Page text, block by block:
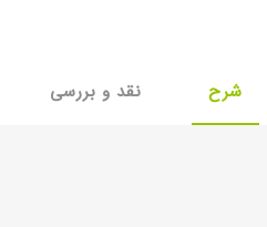
شرح نقد و بررسی